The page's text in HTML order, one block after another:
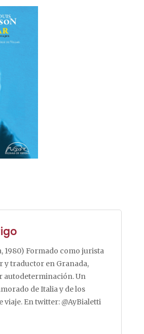
1980) Formado como jurista
y traductor en Granada,
autodeterminación. Un
de Italia y de los
viaje. En twitter: @AyBialetti